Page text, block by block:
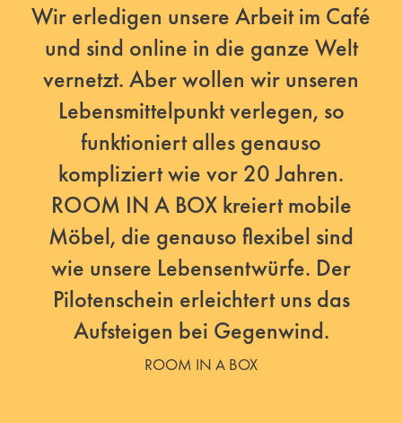
Wir erledigen unsere Arbeit im Café
und sind online in die ganze Welt
vernetzt. Aber wollen wir unseren
Lebensmittelpunkt verlegen, so
funktioniert alles genauso
kompliziert wie vor 20 Jahren.
ROOM IN A BOX kreiert mobile
Möbel, die genauso flexibel sind
wie unsere Lebensentwürfe. Der
Pilotenschein erleichtert uns das
Aufsteigen bei Gegenwind.
ROOM IN A BOX